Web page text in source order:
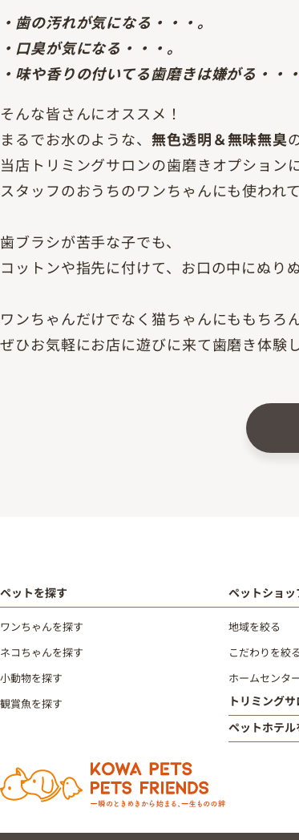
・歯の汚れが気になる・・・。
・口臭が気になる・・・。
・味や香りの付いてる歯磨きは嫌がる・・・
そんな皆さんにオススメ！
まるでお水のような、 無色透明＆無味無臭
当店トリミングサロンの歯磨きオプションに
スタッフのおうちのワンちゃんにも使われて
歯ブラシが苦手な子でも、
コットンや指先に付けて、お口の中にぬり
ワンちゃんだけでなく猫ちゃんにももちろ
ぜひお気軽にお店に遊びに来て歯磨き体験
ペットを探す
ワンちゃんを探す
ネコちゃんを探す
小動物を探す
観賞魚を探す
ペットショッ
地域を絞る
こだわりを絞る
ホームセンタ
トリミング
ペットホテル